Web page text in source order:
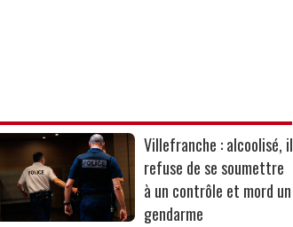
Villefranche : alcoolisé, il
refuse de se soumettre
à un contrôle et mord un
gendarme